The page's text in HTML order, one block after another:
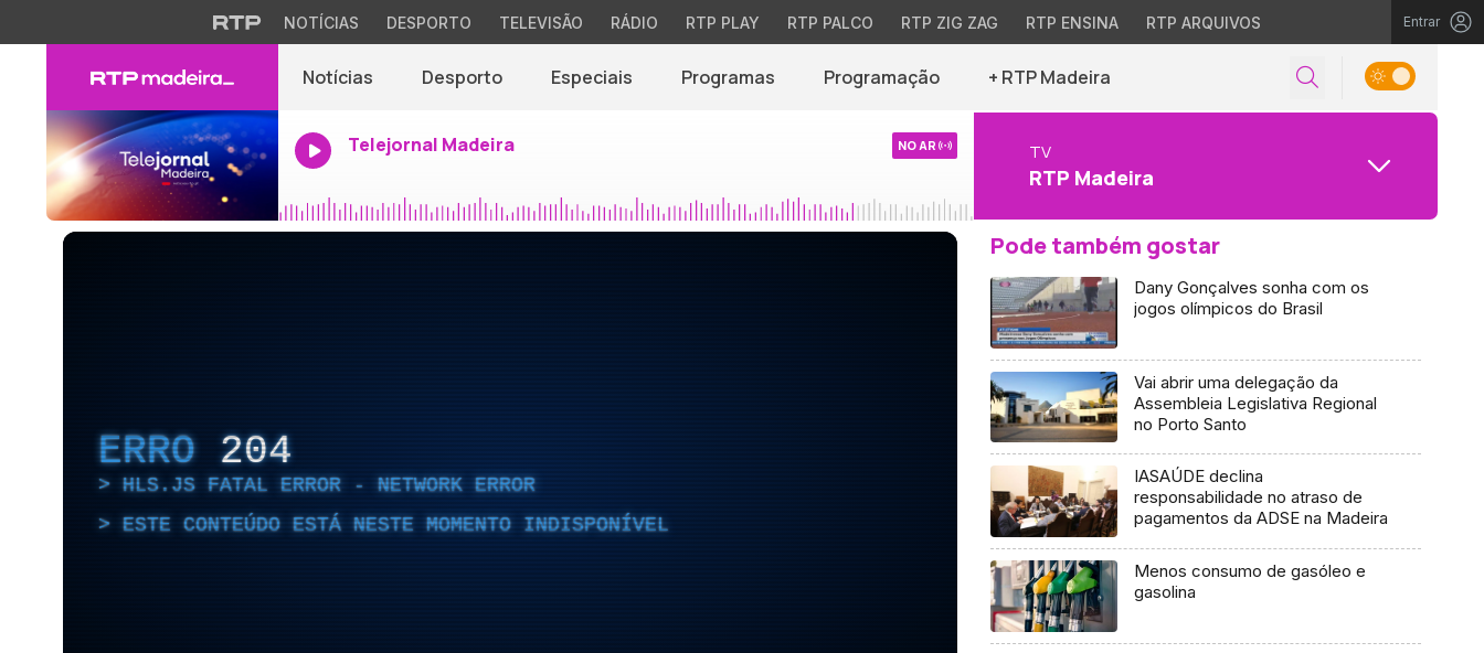
NOTÍCIAS DESPORTO TELEVISÃO RÁDIO RTP PLAY RTP PALCO RTP ZIG ZAG RTP ENSINA RTP ARQUIVOS Entrar
Notícias Desporto Especiais Programas Programação + RTP Madeira
Telejornal Madeira NO AR TV
RTP Madeira
ERRO 204
HLS.JS FATAL ERROR - NETWORK ERROR
ESTE CONTEÚDO ESTÁ NESTE MOMENTO INDISPONÍVEL
Pode também gostar
Dany Gonçalves sonha com os
jogos olímpicos do Brasil
Vai abrir uma delegação da
Assembleia Legislativa Regional
no Porto Santo
IASAÚDE declina
responsabilidade no atraso de
pagamentos da ADSE na Madeira
Menos consumo de gasóleo e
gasolina